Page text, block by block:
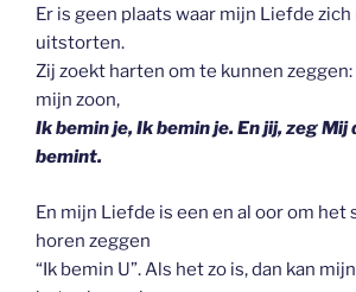
Er is geen plaats waar mijn Liefde
uitstorten.
Zij zoekt harten om te kunnen
mijn zoon,
Ik bemin je, Ik bemin je. En jij, zeg Mij
bemint.
En mijn Liefde is een en al oor om het
horen zeggen
“Ik bemin U”. Als het zo is, dan kan